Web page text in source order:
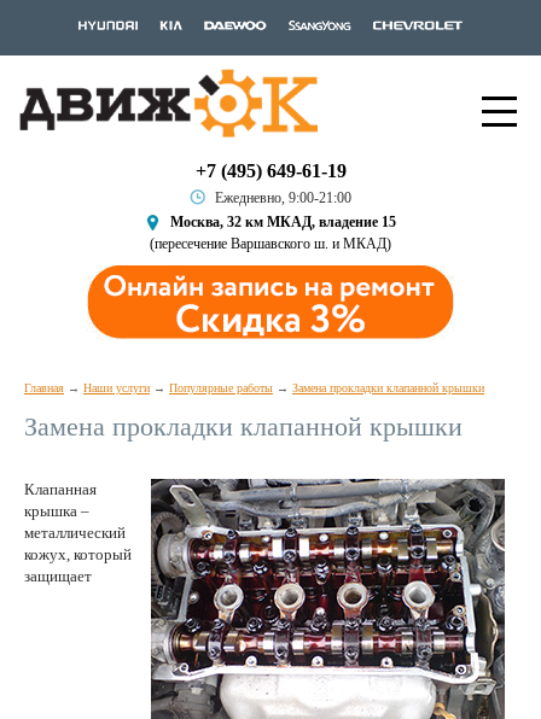
+7 (495) 649-61-19
Ежедневно, 9:00-21:00
Москва, 32 км МКАД, владение 15
(пересечение Варшавского ш. и МКАД)
Главная Наши услуги Популярные работы Замена прокладки клапанной крышки
Замена прокладки клапанной крышки
Клапанная
крышка –
металлический
кожух, который
защищает